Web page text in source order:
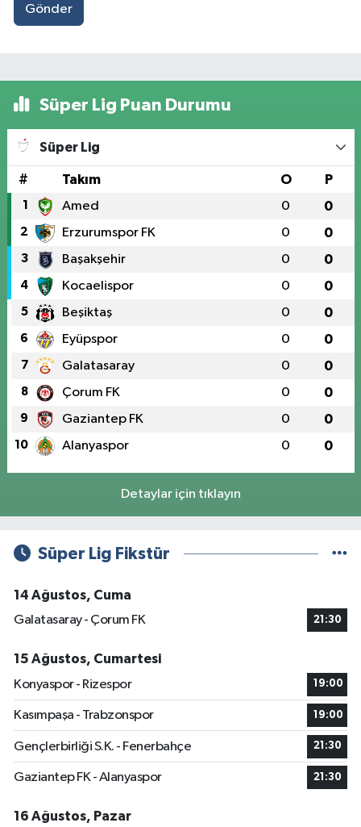
Gönder
Süper Lig Puan Durumu
Süper Lig
# Takım O P
1 Amed 0 0
2 Erzurumspor FK 0 0
3 Başakşehir 0 0
4 Kocaelispor 0 0
5 Beşiktaş 0 0
6 Eyüpspor 0 0
7 Galatasaray 0 0
8 Çorum FK 0 0
9 Gaziantep FK 0 0
10 Alanyaspor 0 0
Detaylar için tıklayın
Süper Lig Fikstür
14 Ağustos, Cuma
Galatasaray - Çorum FK
21:30
15 Ağustos, Cumartesi
Konyaspor - Rizespor
19:00
Kasımpaşa - Trabzonspor 19:00
Gençlerbirliği S.K. - Fenerbahçe 21:30
Gaziantep FK - Alanyaspor 21:30
16 Ağustos, Pazar